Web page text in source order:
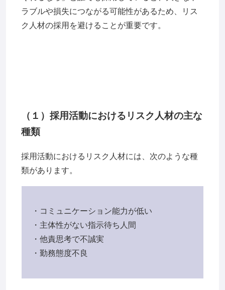
ラブルや損失につながる可能性があるため、リス
ク人材の採用を避けることが重要です。
（１）採用活動におけるリスク人材の主な
種類
採用活動におけるリスク人材には、次のような種
類があります。
・コミュニケーション能力が低い
・主体性がない指示待ち人間
・他責思考で不誠実
・勤務態度不良